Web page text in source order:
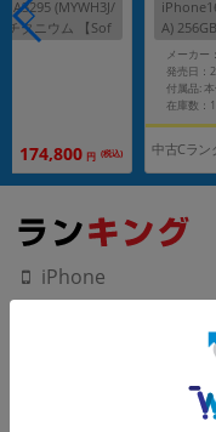
A3295 (MYWH3J/
チタニウム 【Sof
174,800 円 (税込)
A)
tBank版
メーカー
発売日：
付属品:
在庫数：1
中古Cラン
iPhone